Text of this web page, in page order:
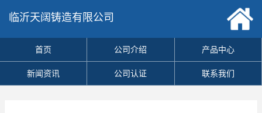
临沂天阔铸造有限公司
首页 公司介绍 产品中心
新闻资讯 公司认证 联系我们